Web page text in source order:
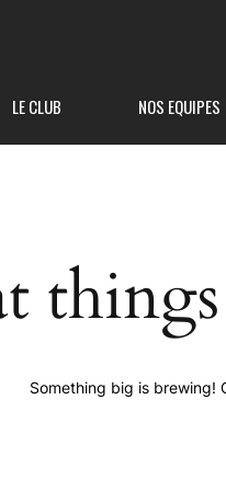
LE CLUB NOS EQUIPES
Something big is brewing!